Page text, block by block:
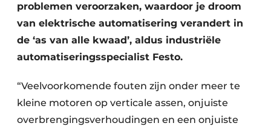
problemen veroorzaken, waardoor je droom
van elektrische automatisering verandert in
de ‘as van alle kwaad’, aldus industriële
automatiseringsspecialist Festo.
“Veelvoorkomende fouten zijn onder meer te
kleine motoren op verticale assen, onjuiste
overbrengingsverhoudingen en een onjuiste